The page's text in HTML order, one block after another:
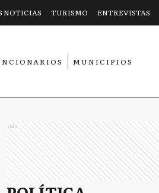
NOTICIAS TURISMO ENTREVISTAS
MUNICIPIOS
Ads